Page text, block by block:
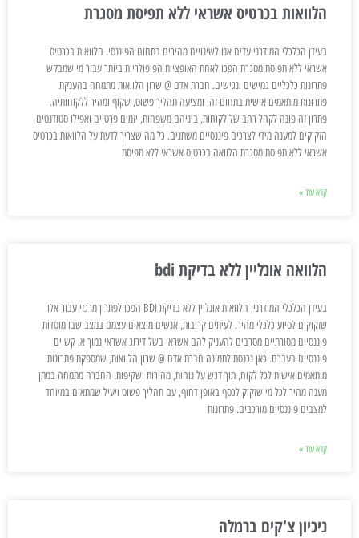
הלוואות בכרטיס אשראי ללא תפיסת מסגרת
בעידן הכלכלי המודרני עדים אנו לשינויים מהירים בתחום הפיננסי. הלוואות בכרטיס
אשראי ללא תפיסת מסגרת הפכו לאחת האופציות הפופולריות ביותר עבור מי שמבקש
פתרונות כלכליים גמישים ונגישים. חברת אדם @ שרון הלוואות מתמחה בהענקת
פתרונות מותאמים אישית בתחום זה, ומציעה תהליך פשוט, שקוף ומהיר ללקוחותיה.
פתרון זה פונה לקהל רחב של לקוחות, ביניהם משפחות, יזמים פרטיים ואפילו סטודנטים
הזקוקים למענה מידי לצרכים פיננסיים משתנים. כל מה שצריך לדעת על הלוואות בכרטיס
אשראי ללא תפיסת מסגרת הלוואה בכרטיס אשראי ללא תפיסת
קרא עוד »
הלוואה אונליין ללא בדיקת bdi
בעידן הכלכלי המודרני, הלוואות אונליין ללא בדיקת BDI הפכו לפתרון מרכזי עבור אלו
שזקוקים לסיוע כלכלי מהיר. לעיתים קרובות, אנשים מוצאים עצמם במצב שבו מוסדות
פיננסיים מסורתיים מסרבים להעניק להם אשראי בשל דירוג אשראי נמוך או קשיים
פיננסיים בעברם. כאן נכנסת לתמונה חברת אדם @ שרון הלוואות, שמספקת פתרונות
מותאמים אישית לכל לקוח, תוך דגש על נוחות, מהירות ושקיפות. החברה מתמחה במתן
מענה מהיר לכל מי שזקוק לכסף באופן דחוף, עם תהליך פשוט ויעיל שמתאים במיוחד
למצבים פיננסיים מורכבים. פתרונות
קרא עוד »
ניכיון צ'קים ברמלה